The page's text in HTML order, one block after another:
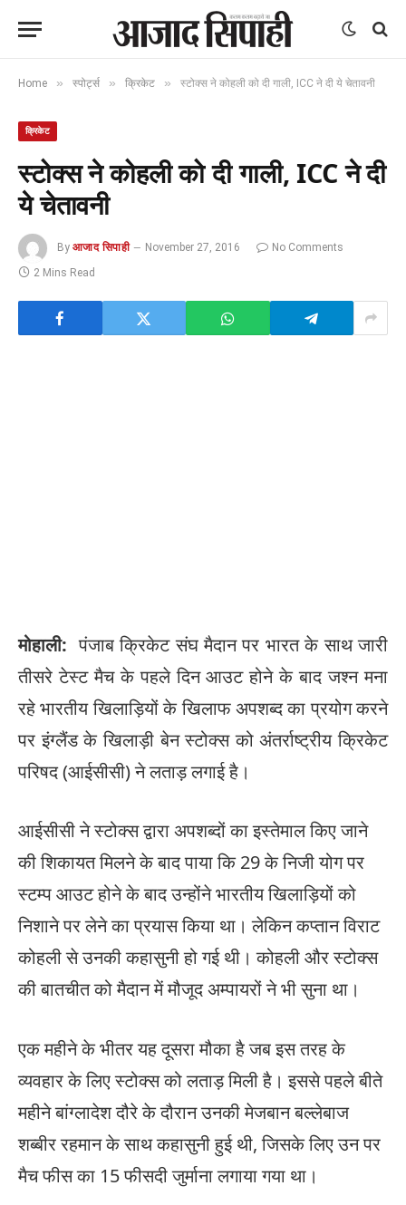
Home » स्पोर्ट्स » क्रिकेट » स्टोक्स ने कोहली को दी गाली, ICC ने दी ये चेतावनी
क्रिकेट
स्टोक्स ने कोहली को दी गाली, ICC ने दी
ये चेतावनी
By आजाद सिपाही November 27, 2016
No Comments
2 Mins Read
मोहाली: पंजाब क्रिकेट संघ मैदान पर भारत के साथ जारी
तीसरे टेस्ट मैच के पहले दिन आउट होने के बाद जश्न मना
रहे भारतीय खिलाड़ियों के खिलाफ अपशब्द का प्रयोग करने
पर इंग्लैंड के खिलाड़ी बेन स्टोक्स को अंतर्राष्ट्रीय क्रिकेट
परिषद (आईसीसी) ने लताड़ लगाई है।
आईसीसी ने स्टोक्स द्वारा अपशब्दों का इस्तेमाल किए जाने
की शिकायत मिलने के बाद पाया कि 29 के निजी योग पर
स्टम्प आउट होने के बाद उन्होंने भारतीय खिलाड़ियों को
निशाने पर लेने का प्रयास किया था। लेकिन कप्तान विराट
कोहली से उनकी कहासुनी हो गई थी। कोहली और स्टोक्स
की बातचीत को मैदान में मौजूद अम्पायरों ने भी सुना था।
एक महीने के भीतर यह दूसरा मौका है जब इस तरह के
व्यवहार के लिए स्टोक्स को लताड़ मिली है। इससे पहले बीते
महीने बांग्लादेश दौरे के दौरान उनकी मेजबान बल्लेबाज
शब्बीर रहमान के साथ कहासुनी हुई थी, जिसके लिए उन पर
मैच फीस का 15 फीसदी जुर्माना लगाया गया था।